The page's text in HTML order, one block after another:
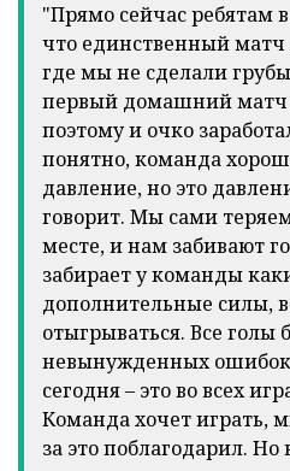
"Прямо сейчас ребятам
что единственный
где мы не сделали
первый домашний матч
поэтому и очко
понятно, команда
давление, но это
говорит. Мы сами
месте, и нам забивают
забирает у команды
дополнительные силы,
отыгрываться. Все голы
невынужденных
сегодня – это во всех
Команда хочет играть,
за это поблагодарил.